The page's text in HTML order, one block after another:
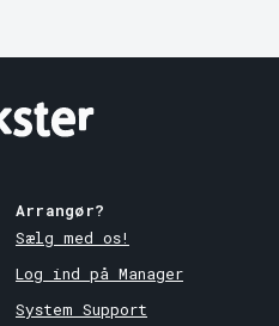
Arrangør?
Sælg med os!
Log ind på Manager
System Support